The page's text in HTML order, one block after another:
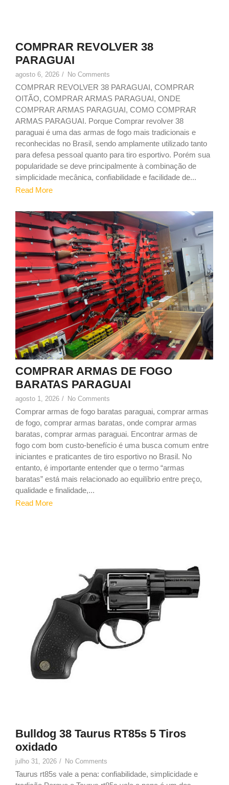
COMPRAR REVOLVER 38
PARAGUAI
agosto 6, 2026 / No Comments
COMPRAR REVOLVER 38 PARAGUAI, COMPRAR
OITÃO, COMPRAR ARMAS PARAGUAI, ONDE
COMPRAR ARMAS PARAGUAI, COMO COMPRAR
ARMAS PARAGUAI. Porque Comprar revolver 38
paraguai é uma das armas de fogo mais tradicionais e
reconhecidas no Brasil, sendo amplamente utilizado tanto
para defesa pessoal quanto para tiro esportivo. Porém sua
popularidade se deve principalmente à combinação de
simplicidade mecânica, confiabilidade e facilidade de...
Read More
2
COMPRAR ARMAS DE FOGO
BARATAS PARAGUAI
agosto 1, 2026 / No Comments
Comprar armas de fogo baratas paraguai, comprar armas
de fogo, comprar armas baratas, onde comprar armas
baratas, comprar armas paraguai. Encontrar armas de
fogo com bom custo-benefício é uma busca comum entre
iniciantes e praticantes de tiro esportivo no Brasil. No
entanto, é importante entender que o termo “armas
baratas” está mais relacionado ao equilíbrio entre preço,
qualidade e finalidade,...
Read More
Bulldog 38 Taurus RT85s 5 Tiros
oxidado
julho 31, 2026 / No Comments
Taurus rt85s vale a pena: confiabilidade, simplicidade e